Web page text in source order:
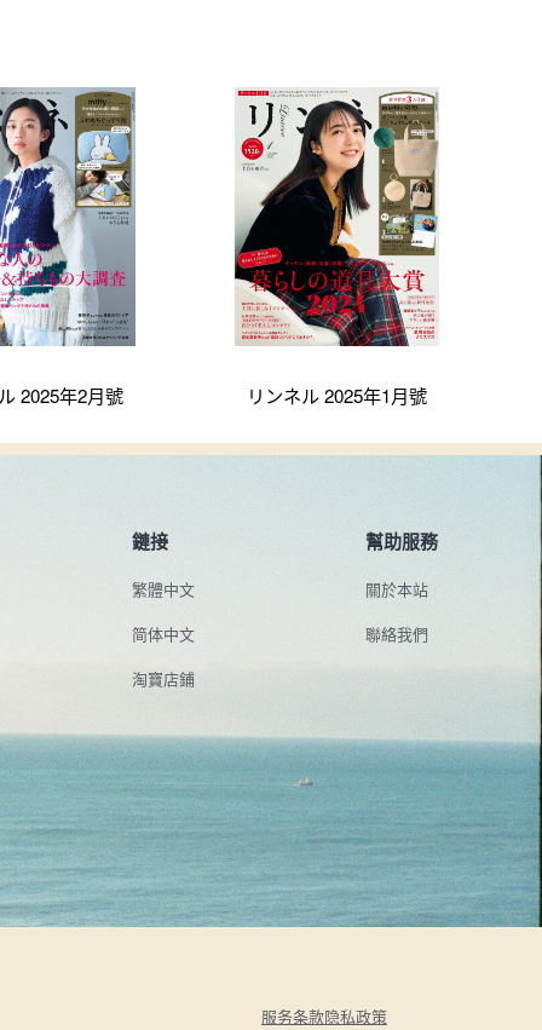
2025年2月號 リンネル 2025年1月號
鏈接
繁體中文
简体中文
淘寶店鋪
幫助服務
關於本站
聯絡我們
服务条款隐私政策